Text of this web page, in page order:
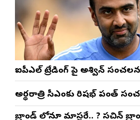
ఐపీఎల్ ట్రేడింగ్ పై అశ్విన్
అర్థరాత్రి సీఎంకు రిషభ్ పంత్
బ్రాండ్ లోనూ మాస్టరే.. ? సచిన్